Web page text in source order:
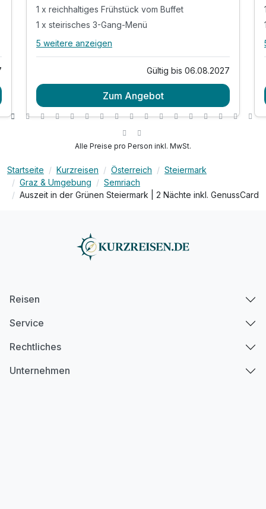
1 x reichhaltiges Frühstück vom Buffet
1 x steirisches 3-Gang-Menü
Alle Inklusivleistungen
1 x Begrüßungschnapserl
1 x reichhaltiges Frühstück vom Buffet
1 x Jause für die Wanderung pro Aufenthalt
Urlaub!*
inkl. Nutzung des Kinderspielplatzes
Tipp: Wandern in Semriach - 15
5 weitere anzeigen
Gültig bis 06.08.2027
Zum Angebot
Alle Preise pro Person inkl. MwSt.
Startseite Kurzreisen Österreich
Steiermark
Graz & Umgebung
Semriach
Auszeit in der Grünen Steiermark | 2 Nächte inkl. GenussCard
Reisen
Service
Rechtliches
Unternehmen